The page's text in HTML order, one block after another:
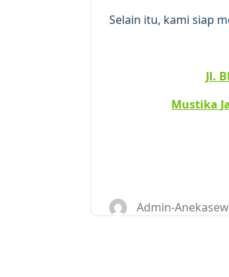
Selain itu, kami siap
Jl.
Mustika
Admin-